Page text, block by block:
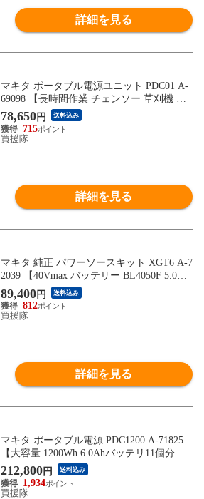
詳細を見る
マキタ ポータブル電源ユニット PDC01 A-
69098 【長時間作業 チェンソー 草刈機 ブ
ロワ ヘッジトリマ ディスクグラインダ ハ
ンマドリル 用 makita 正規品 マキタ 純正
日本仕様 マキタ正規取扱店 新品】【おし
78,650円 送料込み
715
買援隊
詳細を見る
マキタ 純正 パワーソースキット XGT6 A-7
2039 【40Vmax バッテリー BL4050F 5.0Ah
2個 2口 急速充電器 DC40RB ケース セット
makita 正規品 マキタ 純正 日本仕様 マキタ
正規取扱店 新品】【おしゃれ おすすめ】
89,400円 送料込み
812
買援隊
詳細を見る
マキタ ポータブル電源 PDC1200 A-71825
【大容量 1200Wh 6.0Ahバッテリ11個分の
エネルギー 長時間駆動 燃料ゼロ 防滴 防じ
ん 防水 IPX4 makita 正規品 マキタ 純正 日
本仕様 マキタ正規取扱店 新品】【おしゃ
212,800円 送料込み
1,934
買援隊